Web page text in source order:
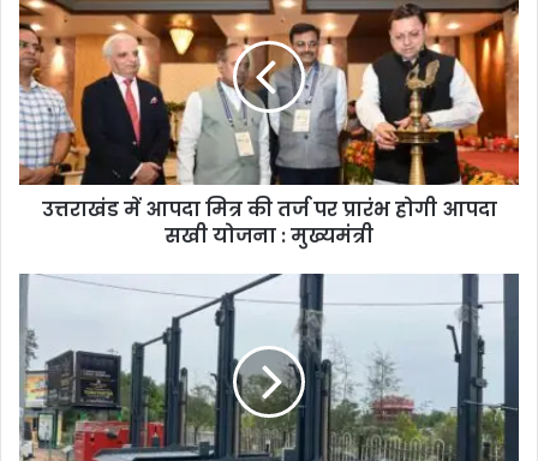
उत्तराखंड में आपदा मित्र की तर्ज पर प्रारंभ होगी आपदा
सखी योजना : मुख्यमंत्री